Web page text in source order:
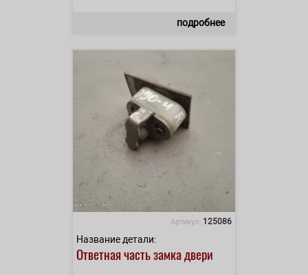
подробнее
Артикул: 125086
Название детали:
Ответная часть замка двери